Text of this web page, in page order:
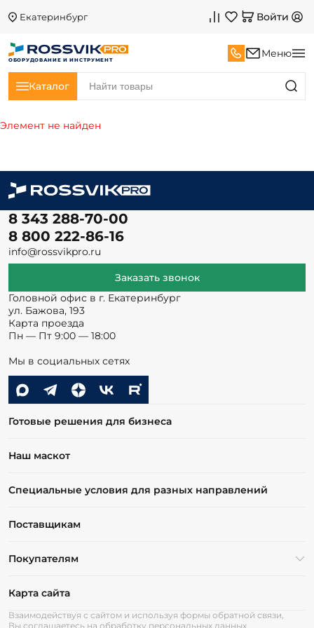
Екатеринбург Войти
ОБОРУДОВАНИЕ И ИНСТРУМЕНТ
Меню
Каталог
Элемент не найден
8 343 288-70-00
8 800 222-86-16
info@rossvikpro.ru
Заказать звонок
Головной офис в г. Екатеринбург
ул. Бажова, 193
Карта проезда
Пн — Пт 9:00 — 18:00
Мы в социальных сетях
Готовые решения для бизнеса
Наш маскот
Специальные условия для разных направлений
Поставщикам
Покупателям
Карта сайта
Взаимодействуя с сайтом и используя формы обратной связи,
Вы соглашаетесь на обработку персональных данных.